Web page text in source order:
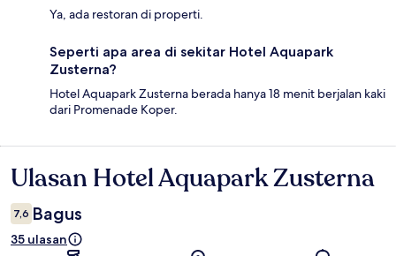
Ya, ada restoran di properti.
Seperti apa area di sekitar Hotel Aquapark
Zusterna?
Hotel Aquapark Zusterna berada hanya 18 menit berjalan kaki
dari Promenade Koper.
Ulasan
Ulasan Hotel Aquapark Zusterna
7,6 Bagus
35 ulasan